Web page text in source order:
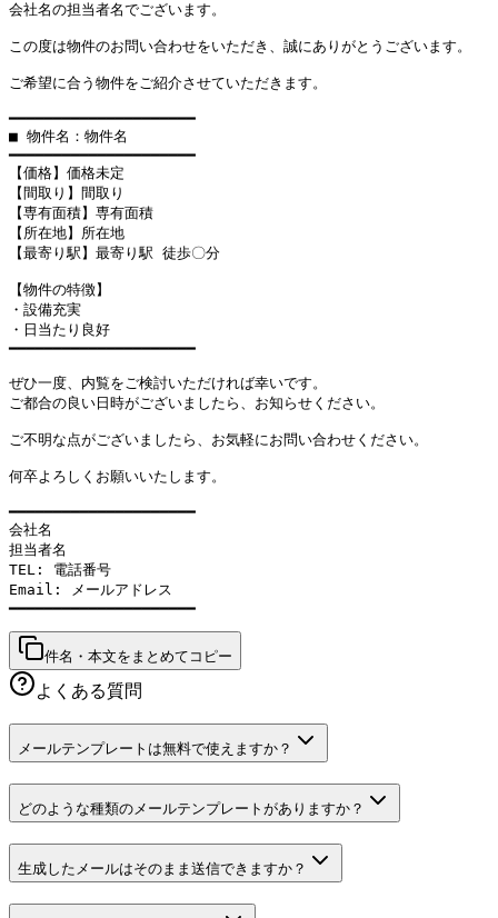
会社名の担当者名でございます。
この度は物件のお問い合わせをいただき、誠にありがとうございます。
ご希望に合う物件をご紹介させていただきます。
━━━━━━━━━━━━━━━━━━━━━
■ 物件名：物件名
━━━━━━━━━━━━━━━━━━━━━
【価格】価格未定
【間取り】間取り
【専有面積】専有面積
【所在地】所在地
【最寄り駅】最寄り駅 徒歩〇分
【物件の特徴】
・設備充実
・日当たり良好
━━━━━━━━━━━━━━━━━━━━━
ぜひ一度、内覧をご検討いただければ幸いです。
ご都合の良い日時がございましたら、お知らせください。
ご不明な点がございましたら、お気軽にお問い合わせください。
何卒よろしくお願いいたします。
━━━━━━━━━━━━━━━━━━━━━
会社名
担当者名
TEL: 電話番号
Email: メールアドレス
━━━━━━━━━━━━━━━━━━━━━
件名・本文をまとめてコピー
よくある質問
メールテンプレートは無料で使えますか？
どのような種類のメールテンプレートがありますか？
生成したメールはそのまま送信できますか？